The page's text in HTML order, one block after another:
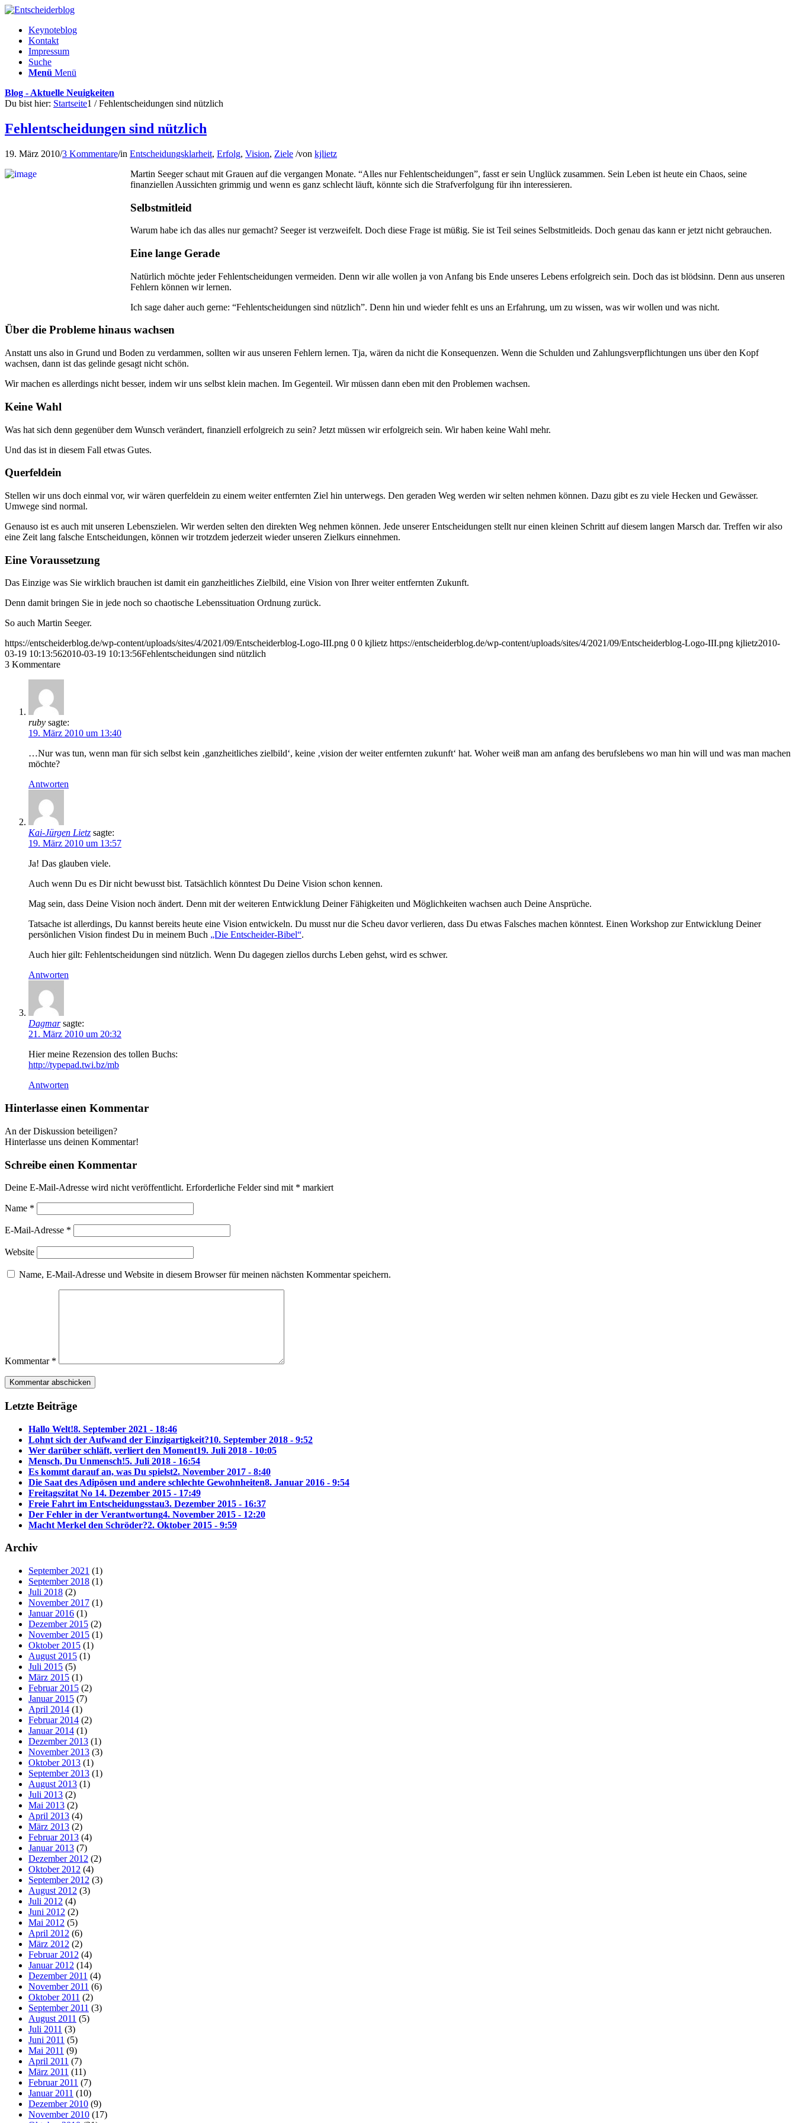
Keynoteblog
Kontakt
Impressum
Suche
Menü Menü
Blog - Aktuelle Neuigkeiten
Du bist hier: Startseite1 / Fehlentscheidungen sind nützlich
Fehlentscheidungen sind nützlich
19. März 2010/3 Kommentare/in Entscheidungsklarheit, Erfolg, Vision, Ziele /von kjlietz
Martin Seeger schaut mit Grauen auf die vergangen Monate. “Alles nur Fehlentscheidungen”, fasst er sein Unglück zusammen. Sein Leben ist heute ein Chaos, seine
finanziellen Aussichten grimmig und wenn es ganz schlecht läuft, könnte sich die Strafverfolgung für ihn interessieren.
Selbstmitleid
Warum habe ich das alles nur gemacht? Seeger ist verzweifelt. Doch diese Frage ist müßig. Sie ist Teil seines Selbstmitleids. Doch genau das kann er jetzt nicht gebrauchen.
Eine lange Gerade
Natürlich möchte jeder Fehlentscheidungen vermeiden. Denn wir alle wollen ja von Anfang bis Ende unseres Lebens erfolgreich sein. Doch das ist blödsinn. Denn aus unseren
Fehlern können wir lernen.
Ich sage daher auch gerne: “Fehlentscheidungen sind nützlich”. Denn hin und wieder fehlt es uns an Erfahrung, um zu wissen, was wir wollen und was nicht.
Über die Probleme hinaus wachsen
Anstatt uns also in Grund und Boden zu verdammen, sollten wir aus unseren Fehlern lernen. Tja, wären da nicht die Konsequenzen. Wenn die Schulden und Zahlungsverpflichtungen uns über den Kopf
wachsen, dann ist das gelinde gesagt nicht schön.
Wir machen es allerdings nicht besser, indem wir uns selbst klein machen. Im Gegenteil. Wir müssen dann eben mit den Problemen wachsen.
Keine Wahl
Was hat sich denn gegenüber dem Wunsch verändert, finanziell erfolgreich zu sein? Jetzt müssen wir erfolgreich sein. Wir haben keine Wahl mehr.
Und das ist in diesem Fall etwas Gutes.
Querfeldein
Stellen wir uns doch einmal vor, wir wären querfeldein zu einem weiter entfernten Ziel hin unterwegs. Den geraden Weg werden wir selten nehmen können. Dazu gibt es zu viele Hecken und Gewässer.
Umwege sind normal.
Genauso ist es auch mit unseren Lebenszielen. Wir werden selten den direkten Weg nehmen können. Jede unserer Entscheidungen stellt nur einen kleinen Schritt auf diesem langen Marsch dar. Treffen wir also
eine Zeit lang falsche Entscheidungen, können wir trotzdem jederzeit wieder unseren Zielkurs einnehmen.
Eine Voraussetzung
Das Einzige was Sie wirklich brauchen ist damit ein ganzheitliches Zielbild, eine Vision von Ihrer weiter entfernten Zukunft.
Denn damit bringen Sie in jede noch so chaotische Lebenssituation Ordnung zurück.
So auch Martin Seeger.
https://entscheiderblog.de/wp-content/uploads/sites/4/2021/09/Entscheiderblog-Logo-III.png 0 0 kjlietz https://entscheiderblog.de/wp-content/uploads/sites/4/2021/09/Entscheiderblog-Logo-III.png kjlietz2010-
03-19 10:13:562010-03-19 10:13:56Fehlentscheidungen sind nützlich
3 Kommentare
ruby sagte:
19. März 2010 um 13:40
…Nur was tun, wenn man für sich selbst kein ‚ganzheitliches zielbild‘, keine ‚vision der weiter entfernten zukunft‘ hat. Woher weiß man am anfang des berufslebens wo man hin will und was man machen
möchte?
Antworten
Kai-Jürgen Lietz sagte:
19. März 2010 um 13:57
Ja! Das glauben viele.
Auch wenn Du es Dir nicht bewusst bist. Tatsächlich könntest Du Deine Vision schon kennen.
Mag sein, dass Deine Vision noch ändert. Denn mit der weiteren Entwicklung Deiner Fähigkeiten und Möglichkeiten wachsen auch Deine Ansprüche.
Tatsache ist allerdings, Du kannst bereits heute eine Vision entwickeln. Du musst nur die Scheu davor verlieren, dass Du etwas Falsches machen könntest. Einen Workshop zur Entwicklung Deiner
persönlichen Vision findest Du in meinem Buch „Die Entscheider-Bibel“.
Auch hier gilt: Fehlentscheidungen sind nützlich. Wenn Du dagegen ziellos durchs Leben gehst, wird es schwer.
Antworten
Dagmar sagte:
21. März 2010 um 20:32
Hier meine Rezension des tollen Buchs:
http://typepad.twi.bz/mb
Antworten
Hinterlasse einen Kommentar
An der Diskussion beteiligen?
Hinterlasse uns deinen Kommentar!
Schreibe einen Kommentar
Deine E-Mail-Adresse wird nicht veröffentlicht. Erforderliche Felder sind mit * markiert
Name *
E-Mail-Adresse *
Website
Name, E-Mail-Adresse und Website in diesem Browser für meinen nächsten Kommentar speichern.
Kommentar *
Letzte Beiträge
Hallo Welt!8. September 2021 - 18:46
Lohnt sich der Aufwand der Einzigartigkeit?10. September 2018 - 9:52
Wer darüber schläft, verliert den Moment19. Juli 2018 - 10:05
Mensch, Du Unmensch!5. Juli 2018 - 16:54
Es kommt darauf an, was Du spielst2. November 2017 - 8:40
Die Saat des Adipösen und andere schlechte Gewohnheiten8. Januar 2016 - 9:54
Freitagszitat No 14. Dezember 2015 - 17:49
Freie Fahrt im Entscheidungsstau3. Dezember 2015 - 16:37
Der Fehler in der Verantwortung4. November 2015 - 12:20
Macht Merkel den Schröder?2. Oktober 2015 - 9:59
Archiv
September 2021 (1)
September 2018 (1)
Juli 2018 (2)
November 2017 (1)
Januar 2016 (1)
Dezember 2015 (2)
November 2015 (1)
Oktober 2015 (1)
August 2015 (1)
Juli 2015 (5)
März 2015 (1)
Februar 2015 (2)
Januar 2015 (7)
April 2014 (1)
Februar 2014 (2)
Januar 2014 (1)
Dezember 2013 (1)
November 2013 (3)
Oktober 2013 (1)
September 2013 (1)
August 2013 (1)
Juli 2013 (2)
Mai 2013 (2)
April 2013 (4)
März 2013 (2)
Februar 2013 (4)
Januar 2013 (7)
Dezember 2012 (2)
Oktober 2012 (4)
September 2012 (3)
August 2012 (3)
Juli 2012 (4)
Juni 2012 (2)
Mai 2012 (5)
April 2012 (6)
März 2012 (2)
Februar 2012 (4)
Januar 2012 (14)
Dezember 2011 (4)
November 2011 (6)
Oktober 2011 (2)
September 2011 (3)
August 2011 (5)
Juli 2011 (3)
Juni 2011 (5)
Mai 2011 (9)
April 2011 (7)
März 2011 (11)
Februar 2011 (7)
Januar 2011 (10)
Dezember 2010 (9)
November 2010 (17)